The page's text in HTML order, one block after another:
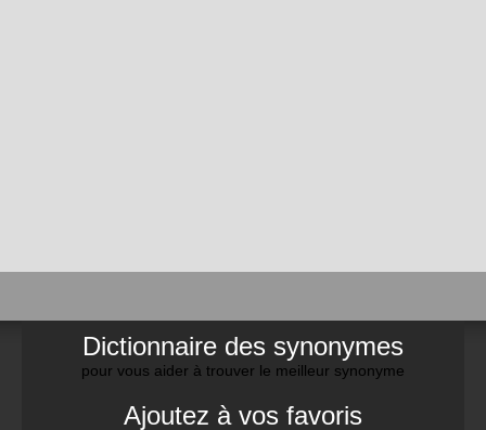
Dictionnaire des synonymes
pour vous aider à trouver le meilleur synonyme
Ajoutez à vos favoris